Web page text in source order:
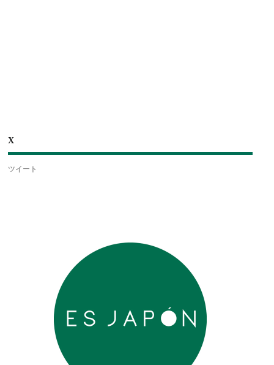
X
ツイート